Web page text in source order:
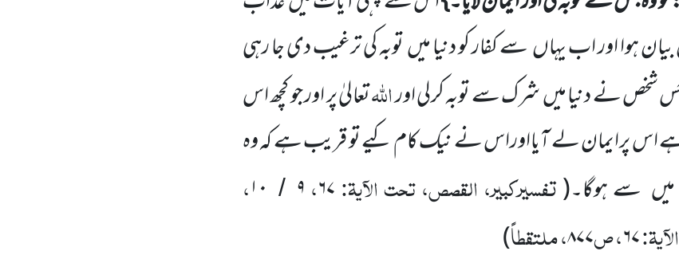
ہوا اور اب یہاں سے کفار کو دنیا میں توبہ کی ترغیب دی جا رہی
جس شخص نے دنیا میں شرک سے توبہ کرلی اوراللہتعالیٰ پر اور جو کچھ اس
اس پرایمان لے آیااوراس نے نیک کام کیے تو قریب ہے کہ وہ
سے ہوگا۔(تفسیرکبیر، القصص، تحت الآیۃ:۶۷،۹ / ۱۰،
۶۷، ص۸۷۷، ملتقطاً)